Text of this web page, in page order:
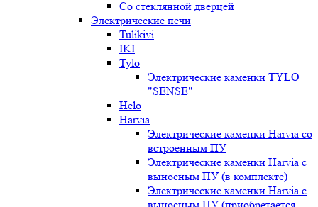
Со стеклянной дверцей
Электрические печи
Tulikivi
IKI
Tylo
Электрические каменки TYLO
"SENSE"
Helo
Harvia
Электрические каменки Harvia со
встроенным ПУ
Электрические каменки Harvia с
выносным ПУ (в комплекте)
Электрические каменки Harvia с